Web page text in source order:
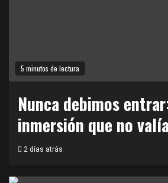
5 minutos de lectura
Nunca debimos
inmersión que no
2 días atrás